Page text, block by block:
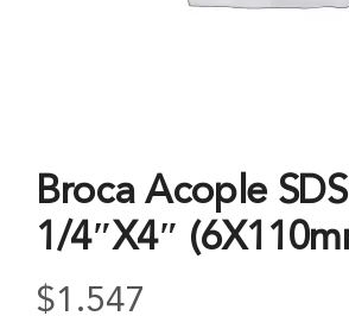
Broca Acople
1/4″X4″
$1.547